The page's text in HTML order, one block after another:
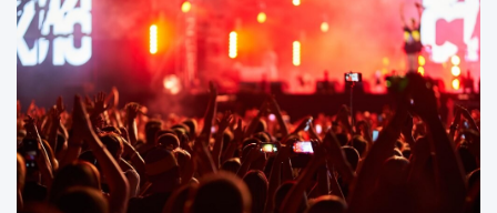
o
s
z
c
z
y
!